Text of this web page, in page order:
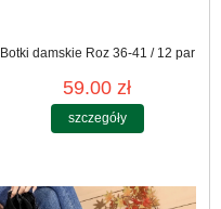
Botki damskie Roz 36-41 / 12 par
59.00 zł
szczegóły